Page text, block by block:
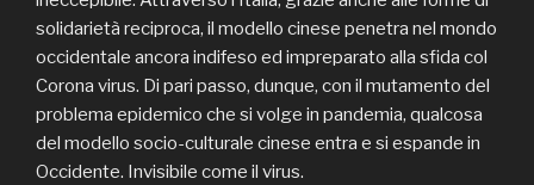
solidarietà reciproca, il modello cinese penetra nel mondo
occidentale ancora indifeso ed impreparato alla sfida col
Corona virus. Di pari passo, dunque, con il mutamento del
problema epidemico che si volge in pandemia, qualcosa
del modello socio-culturale cinese entra e si espande in
Occidente. Invisibile come il virus.